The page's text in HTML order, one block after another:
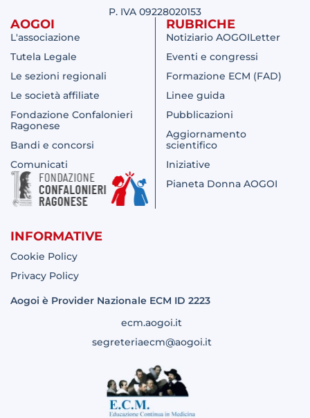
P. IVA 09228020153
AOGOI
L'associazione
Tutela Legale
Le sezioni regionali
Le società affiliate
Fondazione Confalonieri
Ragonese
Bandi e concorsi
Comunicati
RUBRICHE
Notiziario AOGOILetter
Eventi e congressi
Formazione ECM (FAD)
Linee guida
Pubblicazioni
Aggiornamento
scientifico
Iniziative
Pianeta Donna AOGOI
INFORMATIVE
Cookie Policy
Privacy Policy
Aogoi è Provider Nazionale ECM ID 2223
ecm.aogoi.it
segreteriaecm@aogoi.it